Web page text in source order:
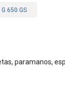
650 GS
paramanos,